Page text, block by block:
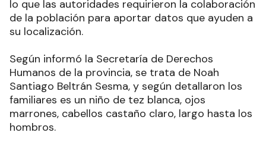
lo que las autoridades requirieron la colaboración
de la población para aportar datos que ayuden a
su localización.
Según informó la Secretaría de Derechos
Humanos de la provincia, se trata de Noah
Santiago Beltrán Sesma, y según detallaron los
familiares es un niño de tez blanca, ojos
marrones, cabellos castaño claro, largo hasta los
hombros.